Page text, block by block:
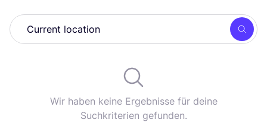
Wir haben keine Ergebnisse für deine
Suchkriterien gefunden.